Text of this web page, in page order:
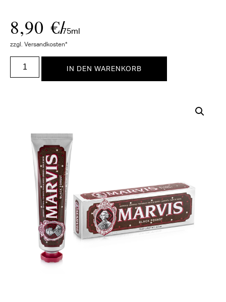
8,90 €/
75ml
zzgl. Versandkosten*
IN DEN WARENKORB